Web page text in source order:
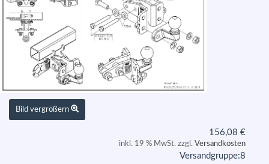
Bild vergrößern
156,08 €
inkl. 19 % MwSt. zzgl. Versandkosten
Versandgruppe:8